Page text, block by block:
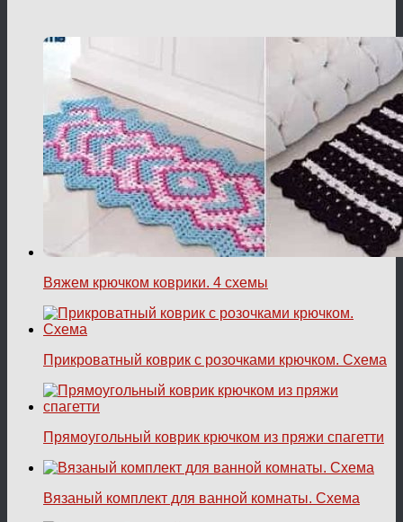
Вяжем крючком коврики. 4 схемы
Прикроватный коврик с розочками крючком. Схема
Прямоугольный коврик крючком из пряжи спагетти
Вязаный комплект для ванной комнаты. Схема